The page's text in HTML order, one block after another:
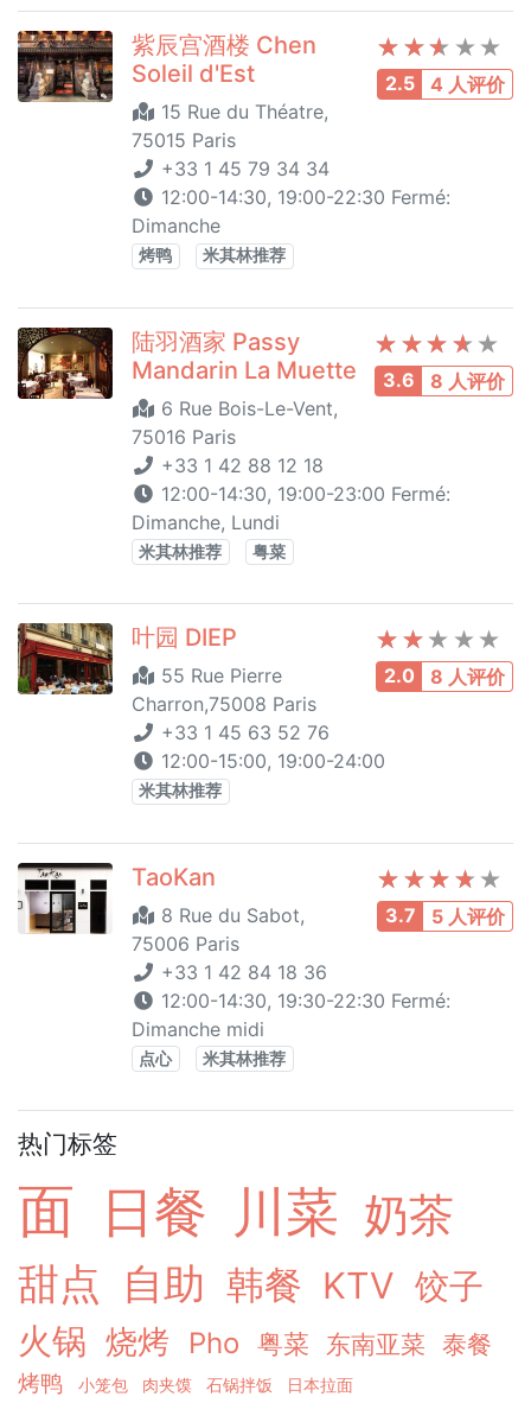
2.5 4 人评价
紫辰宫酒楼 Chen
Soleil d'Est
15 Rue du Théatre,
75015 Paris
+33 1 45 79 34 34
12:00-14:30, 19:00-22:30 Fermé:
Dimanche
烤鸭 米其林推荐
3.6 8 人评价
陆羽酒家 Passy
Mandarin La Muette
6 Rue Bois-Le-Vent,
75016 Paris
+33 1 42 88 12 18
12:00-14:30, 19:00-23:00 Fermé:
Dimanche, Lundi
米其林推荐 粤菜
2.0 8 人评价
叶园 DIEP
55 Rue Pierre
Charron,75008 Paris
+33 1 45 63 52 76
12:00-15:00, 19:00-24:00
米其林推荐
3.7 5 人评价
TaoKan
8 Rue du Sabot,
75006 Paris
+33 1 42 84 18 36
12:00-14:30, 19:30-22:30 Fermé:
Dimanche midi
点心 米其林推荐
热门标签
面 日餐 川菜 奶茶
甜点 自助 韩餐 KTV 饺子
火锅 烧烤 Pho 粤菜 东南亚菜 泰餐
烤鸭 小笼包 肉夹馍 石锅拌饭 日本拉面